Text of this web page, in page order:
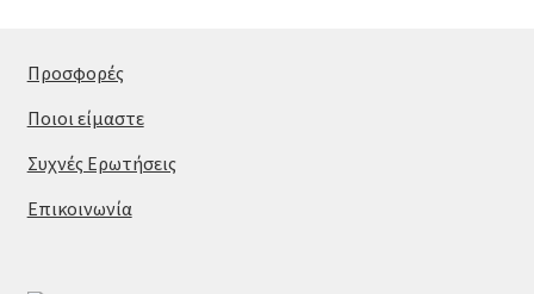
Προσφορές
Ποιοι είμαστε
Συχνές Ερωτήσεις
Επικοινωνία